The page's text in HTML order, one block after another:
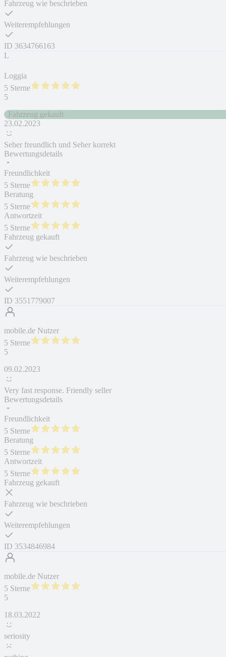
Fahrzeug wie beschrieben
Weiterempfehlungen
ID 3634766163
L
Loggia
5 Sterne
5
Fahrzeug gekauft
23.02.2023
Seher freundlich und Seher korrekt
Bewertungsdetails
Freundlichkeit
5 Sterne
Beratung
5 Sterne
Antwortzeit
5 Sterne
Fahrzeug gekauft
Fahrzeug wie beschrieben
Weiterempfehlungen
ID 3551779007
mobile.de Nutzer
5 Sterne
5
09.02.2023
Very fast response. Friendly seller
Bewertungsdetails
Freundlichkeit
5 Sterne
Beratung
5 Sterne
Antwortzeit
5 Sterne
Fahrzeug gekauft
Fahrzeug wie beschrieben
Weiterempfehlungen
ID 3534846984
mobile.de Nutzer
5 Sterne
5
18.03.2022
seriosity